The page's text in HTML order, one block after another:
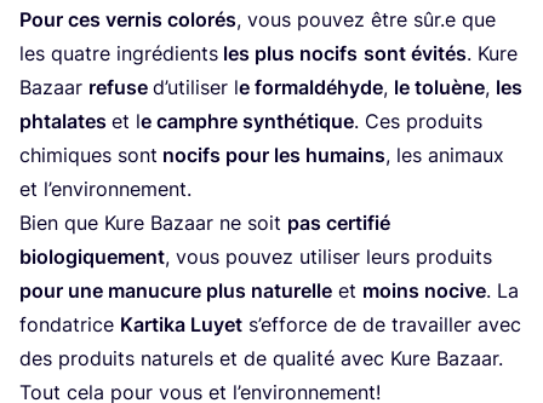
Pour ces ver­nis colo­rés, vous pou­vez être sûr.e que
les quatre ingré­dients les plus nocifs sont évi­tés. Kure
Bazaar refuse d’u­ti­li­ser le for­mal­dé­hyde, le toluène, les
phta­lates et le camphre syn­thé­tique. Ces pro­duits
chi­miques sont nocifs pour les humains, les ani­maux
et l’environnement.
Bien que Kure Bazaar ne soit pas cer­ti­fié
bio­lo­gi­que­ment, vous pou­vez uti­li­ser leurs pro­duits
pour une manu­cure plus natu­relle et moins nocive. La
fon­da­trice Kar­ti­ka Luyet s’ef­force de de tra­vailler avec
des pro­duits natu­rels et de qua­li­té avec Kure Bazaar.
Tout cela pour vous et l’environnement!